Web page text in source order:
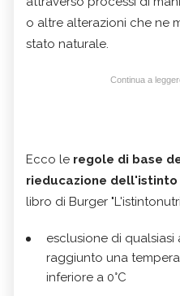
o altre alterazioni che ne
stato naturale.
Continua a
Ecco le regole di base
rieducazione
libro di Burger
esclusione di
raggiunto una
inferiore a 0°C